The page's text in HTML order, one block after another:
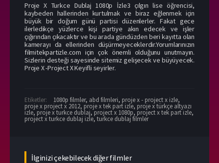
Proje X Turkce Dublaj 1080p İzle3 çılgın lise öğrencisi,
kaybeden hallerinden kurtulmak ve biraz eğlenmek için
büyük bir doğum günü partisi düzenlerler. Fakat gece
ilerledikçe yüzlerce kişi partiye akın edecek ve işler
çığırından çıkacaktır ve bu arada gündüzden beri kayıtta olan
kamerayı da ellerinden düşürmeyeceklerdir.Yorumlarınızın
filmitekpartizle.com için çok önemli olduğunu unutmayın.
Sizlerin desteği sayesinde sitemiz gelişecek ve büyüyecek.
Proje X -Project X Keyifli seyirler.
Etiketler: 1080p filmler, abd filmleri, proje x - project x izle,
proje x project x 2012, proje x tek part izle, proje x türkçe altyazı
izle, proje x turkce dublaj,project x 1080p, project x tek part izle,
project x turkce dublaj izle, turkce dublaj filmler
İlginizi çekebilecek diğer filmler